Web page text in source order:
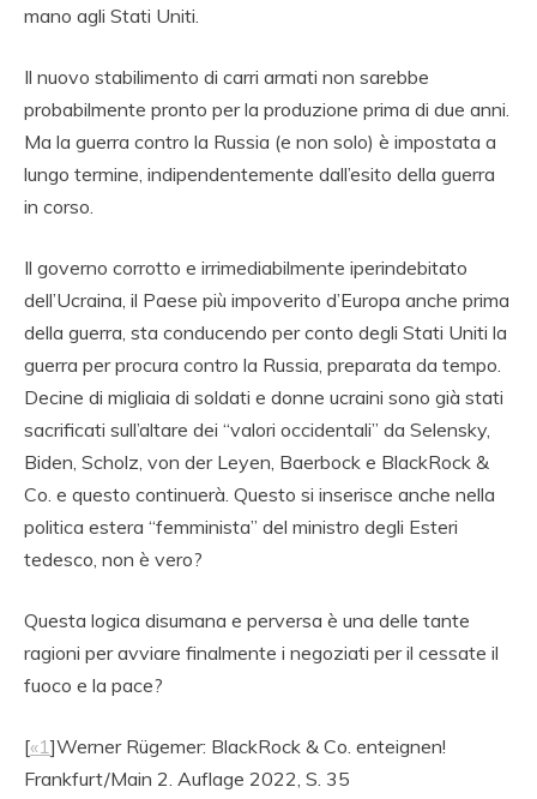
mano agli Stati Uniti.
Il nuovo stabilimento di carri armati non sarebbe
probabilmente pronto per la produzione prima di due anni.
Ma la guerra contro la Russia (e non solo) è impostata a
lungo termine, indipendentemente dall’esito della guerra
in corso.
Il governo corrotto e irrimediabilmente iperindebitato
dell’Ucraina, il Paese più impoverito d’Europa anche prima
della guerra, sta conducendo per conto degli Stati Uniti la
guerra per procura contro la Russia, preparata da tempo.
Decine di migliaia di soldati e donne ucraini sono già stati
sacrificati sull’altare dei “valori occidentali” da Selensky,
Biden, Scholz, von der Leyen, Baerbock e BlackRock &
Co. e questo continuerà. Questo si inserisce anche nella
politica estera “femminista” del ministro degli Esteri
tedesco, non è vero?
Questa logica disumana e perversa è una delle tante
ragioni per avviare finalmente i negoziati per il cessate il
fuoco e la pace?
[«1]Werner Rügemer: BlackRock & Co. enteignen!
Frankfurt/Main 2. Auflage 2022, S. 35